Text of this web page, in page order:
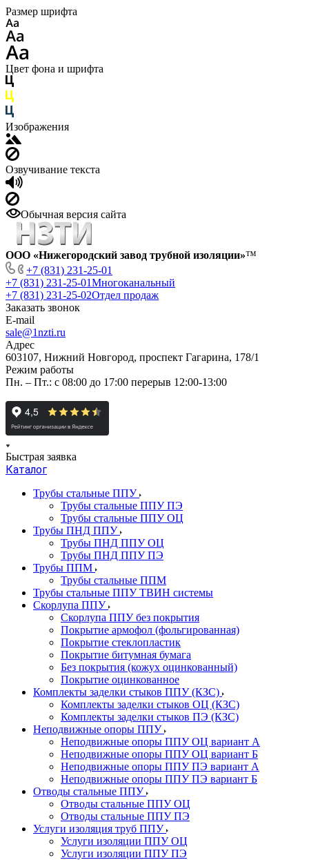
Размер шрифта
Цвет фона и шрифта
Изображения
Озвучивание текста
Обычная версия сайта
ООО «Нижегородский завод трубной изоляции»™
+7 (831) 231-25-01
+7 (831) 231-25-01Многоканальный
+7 (831) 231-25-02Отдел продаж
Заказать звонок
E-mail
sale@1nzti.ru
Адрес
603107, Нижний Новгород, проспект Гагарина, 178/1
Режим работы
Пн. – Пт.: с 08:00 до 17:00 перерыв 12:00-13:00
Быстрая заявка
Каталог
Трубы стальные ППУ
Трубы стальные ППУ ПЭ
Трубы стальные ППУ ОЦ
Трубы ПНД ППУ
Трубы ПНД ППУ ОЦ
Трубы ПНД ППУ ПЭ
Трубы ППМ
Трубы стальные ППМ
Трубы стальные ППУ ТВИН системы
Скорлупа ППУ
Скорлупа ППУ без покрытия
Покрытие армофол (фольгированная)
Покрытие стеклопластик
Покрытие битумная бумага
Без покрытия (кожух оцинкованный)
Покрытие оцинкованное
Комплекты заделки стыков ППУ (КЗС)
Комплекты заделки стыков ОЦ (КЗС)
Комплекты заделки стыков ПЭ (КЗС)
Неподвижные опоры ППУ
Неподвижные опоры ППУ ОЦ вариант А
Неподвижные опоры ППУ ОЦ вариант Б
Неподвижные опоры ППУ ПЭ вариант А
Неподвижные опоры ППУ ПЭ вариант Б
Отводы стальные ППУ
Отводы стальные ППУ ОЦ
Отводы стальные ППУ ПЭ
Услуги изоляция труб ППУ
Услуги изоляции ППУ ОЦ
Услуги изоляции ППУ ПЭ